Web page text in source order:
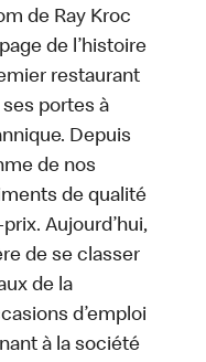
de Ray Kroc
de l’histoire
restaurant
ses portes à
Depuis
de nos
de qualité
Aujourd’hui,
de se classer
de la
d’emploi
à la société